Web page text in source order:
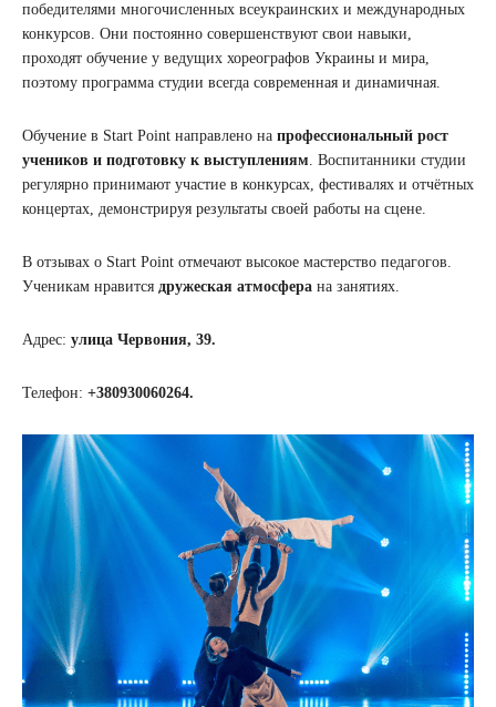
победителями многочисленных всеукраинских и международных
конкурсов. Они постоянно совершенствуют свои навыки,
проходят обучение у ведущих хореографов Украины и мира,
поэтому программа студии всегда современная и динамичная.
Обучение в Start Point направлено на профессиональный рост
учеников и подготовку к выступлениям. Воспитанники студии
регулярно принимают участие в конкурсах, фестивалях и отчётных
концертах, демонстрируя результаты своей работы на сцене.
В отзывах о Start Point отмечают высокое мастерство педагогов.
Ученикам нравится дружеская атмосфера на занятиях.
Адрес: улица Червония, 39.
Телефон: +380930060264.